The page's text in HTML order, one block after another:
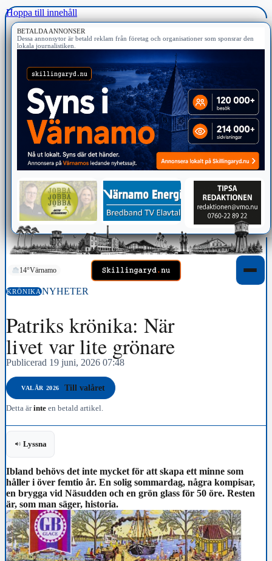
Hoppa till innehåll
BETALDA ANNONSER
Dessa annonsytor är betald reklam från företag och organisationer som sponsrar den
lokala journalistiken.
14°Värnamo
KRÖNIKANYHETER
Patriks krönika: När
livet var lite grönare
Publicerad 19 juni, 2026 07:48
VALÅR 2026 Till valåret
Detta ärinte en betald artikel.
Lyssna
Ibland behövs det inte mycket för att skapa ett minne som
håller i över femtio år. En solig sommardag, några kompisar,
en brygga vid Näsudden och en grön glass för 50 öre. Resten
är, som man säger, historia.